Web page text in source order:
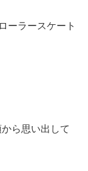
ーラースケート
ら思い出して